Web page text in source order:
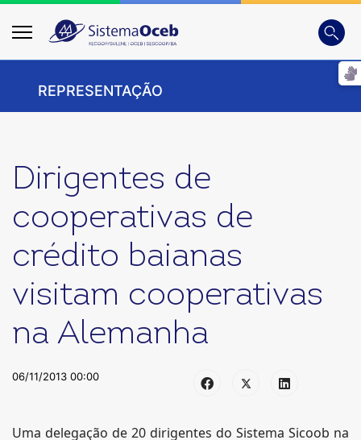
Busca
REPRESENTAÇÃO
Dirigentes de
cooperativas de
crédito baianas
visitam cooperativas
na Alemanha
06/11/2013 00:00
Uma delegação de 20 dirigentes do Sistema Sicoob na